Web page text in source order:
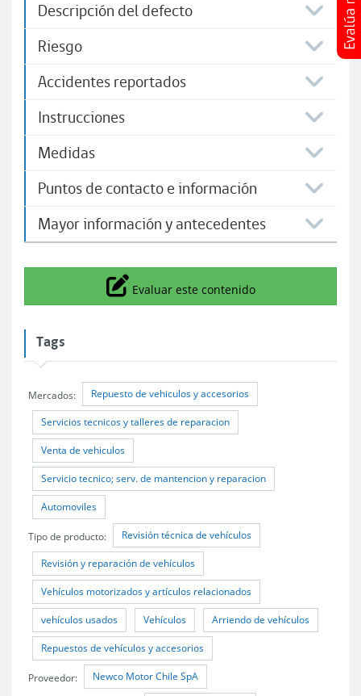
Descripción del defecto
Riesgo
Accidentes reportados
Instrucciones
Medidas
Puntos de contacto e información
Mayor información y antecedentes
Icono
Evaluar este contenido
Tags
Mercados: Repuesto de vehiculos y accesorios
Servicios tecnicos y talleres de reparacion
Venta de vehiculos
Servicio tecnico; serv. de mantencion y reparacion
Automoviles
Tipo de producto: Revisión técnica de vehículos
Revisión y reparación de vehículos
Vehículos motorizados y artículos relacionados
vehículos usados Vehículos Arriendo de vehículos
Repuestos de vehículos y accesorios
Proveedor: Newco Motor Chile SpA